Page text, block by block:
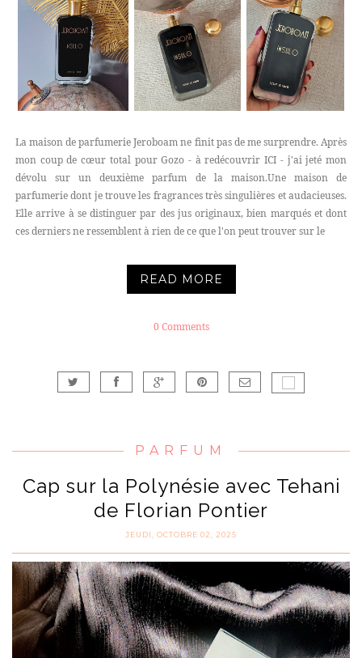
La maison de parfumerie Jeroboam ne finit pas de me surprendre. Après
mon coup de cœur total pour Gozo - à redécouvrir ICI - j'ai jeté mon
dévolu sur un deuxième parfum de la maison.Une maison de
parfumerie dont je trouve les fragrances très singulières et audacieuses.
Elle arrive à se distinguer par des jus originaux, bien marqués et dont
ces derniers ne ressemblent à rien de ce que l'on peut trouver sur le
READ MORE
0 Comments
PARFUM
Cap sur la Polynésie avec Tehani
de Florian Pontier
JEUDI, OCTOBRE 02, 2025